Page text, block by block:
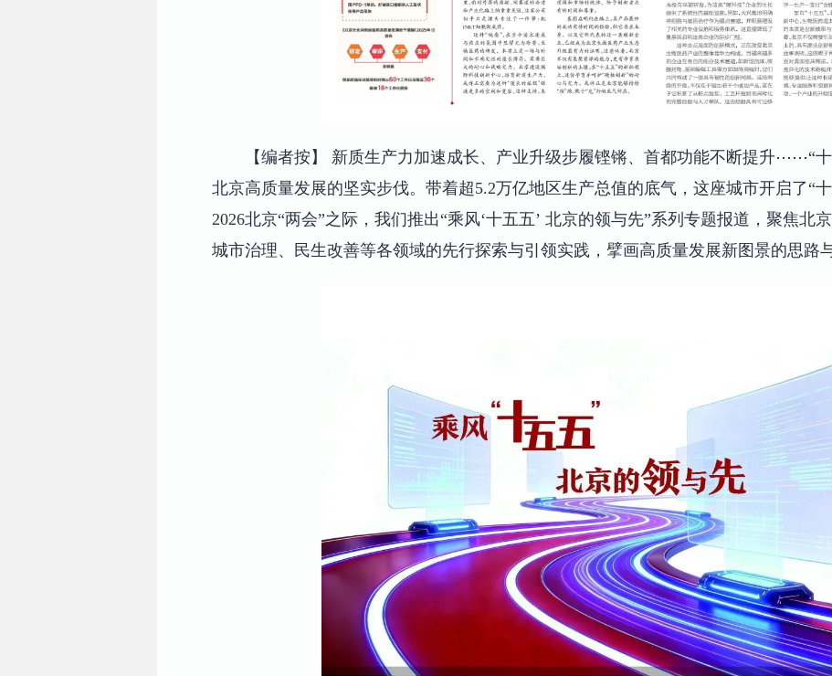
【编者按】 新质生产力加速成长、产业升级步履铿锵、首都功能不断提升⋯⋯“
北京高质量发展的坚实步伐。带着超5.2万亿地区生产总值的底气，这座城市开启了“
2026北京“两会”之际，我们推出“乘风‘十五五’ 北京的领与先”系列专题报道，聚焦北
城市治理、民生改善等各领域的先行探索与引领实践，擘画高质量发展新图景的思路